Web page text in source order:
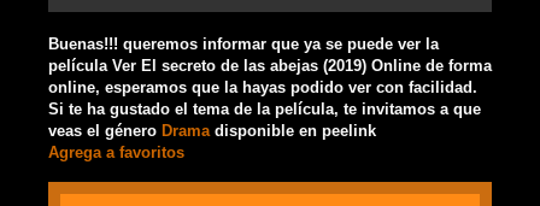
Buenas!!! queremos informar que ya se puede ver la
película Ver El secreto de las abejas (2019) Online de forma
online, esperamos que la hayas podido ver con facilidad.
Si te ha gustado el tema de la película, te invitamos a que
veas el género Drama disponible en peelink
Agrega a favoritos